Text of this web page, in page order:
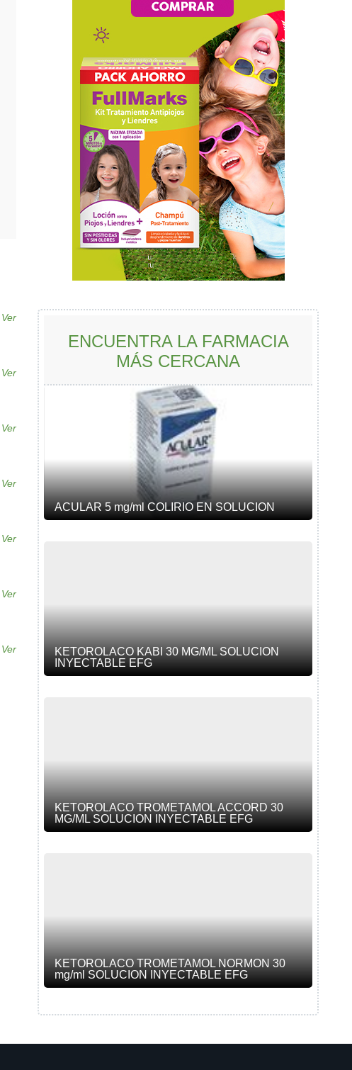
Ver
Ver
Ver
Ver
Ver
Ver
Ver
ENCUENTRA LA FARMACIA
MÁS CERCANA
ACULAR 5 mg/ml COLIRIO EN SOLUCION
KETOROLACO KABI 30 MG/ML SOLUCION
INYECTABLE EFG
KETOROLACO TROMETAMOL ACCORD 30
MG/ML SOLUCION INYECTABLE EFG
KETOROLACO TROMETAMOL NORMON 30
mg/ml SOLUCION INYECTABLE EFG